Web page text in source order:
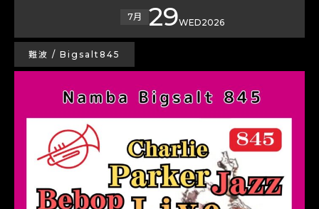
7月 29WED2026
難波 / Bigsalt845